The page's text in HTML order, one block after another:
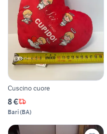
Cuscino cuore
8 €
Bari(BA)